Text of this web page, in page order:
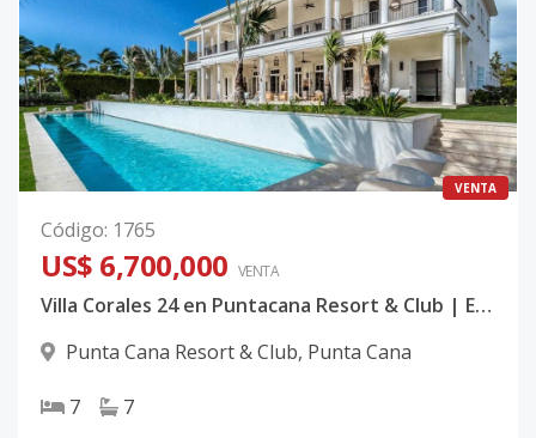
VENTA
Código: 1765
US$ 6,700,000 VENTA
Villa Corales 24 en Puntacana Resort & Club | Exclusiva Residencia Colonial con Vista al Golf y Lago en Punta Cana
Punta Cana Resort & Club, Punta Cana
7 7